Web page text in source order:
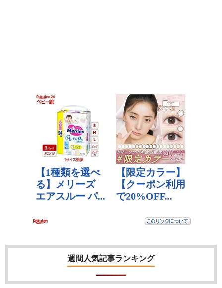
週間人気記事ランキング